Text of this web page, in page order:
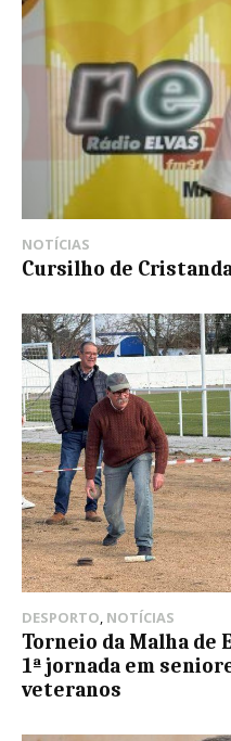
NOTÍCIAS
Cursilho de
DESPORTO, NOTÍCIAS
Torneio da Malha de
1ª jornada em
veteranos